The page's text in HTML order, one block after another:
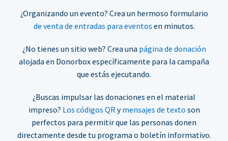
¿Organizando un evento? Crea un hermoso formulario
de venta de entradas para eventos en minutos.
¿No tienes un sitio web? Crea una página de donación
alojada en Donorbox específicamente para la campaña
que estás ejecutando.
¿Buscas impulsar las donaciones en el material
impreso? Los códigos QRymensajes de texto son
perfectos para permitir que las personas donen
directamente desde tu programa o boletín informativo.